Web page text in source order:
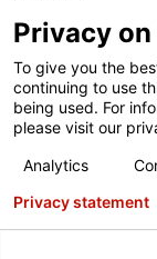
Sprzedaż i serwis
Warunki
Privacy
To give you the
continuing to use
being used. For
please visit our
Analytics
Privacy statement